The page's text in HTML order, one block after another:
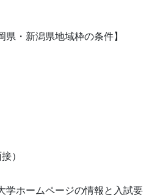
県・新潟県地域枠の条件】
）
学ホームページの情報と入試要